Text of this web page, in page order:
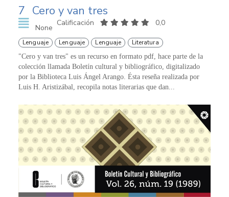
7 Cero y van tres
None
Calificación 0,0
Lenguaje Lenguaje Lenguaje Literatura
"Cero y van tres" es un recurso en formato pdf, hace parte de la
colección llamada Boletín cultural y bibliográfico, digitalizado
por la Biblioteca Luis Ángel Arango. Ésta reseña realizada por
Luis H. Aristizábal, recopila notas literarias que dan...